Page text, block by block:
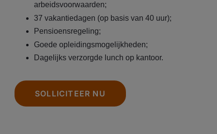
arbeidsvoorwaarden;
37 vakantiedagen (op basis van 40 uur);
Pensioensregeling;
Goede opleidingsmogelijkheden;
Dagelijks verzorgde lunch op kantoor.
SOLLICITEER NU